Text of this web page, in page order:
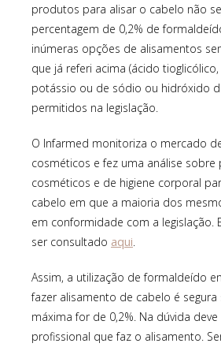
produtos para alisar o cabelo não
percentagem de 0,2% de
inúmeras opções de alisamentos
que já referi acima (ácido
potássio ou de sódio ou hidróxido
permitidos na legislação.
O Infarmed monitoriza o mercado
cosméticos e fez uma análise sobre
cosméticos e de higiene corporal
cabelo em que a maioria dos
em conformidade com a legislação.
ser consultado aqui
Assim, a utilização de formaldeído
fazer alisamento de cabelo é
máxima for de 0,2%. Na dúvida
profissional que faz o alisamento.